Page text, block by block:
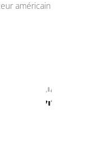
américain